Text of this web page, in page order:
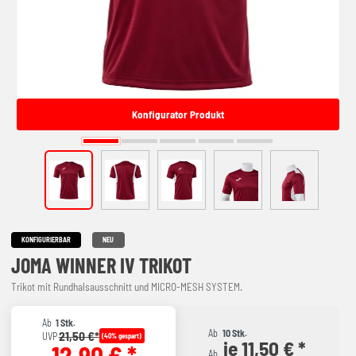
Konfigurator Produkt
KONFIGURIERBAR NEU
JOMA WINNER IV TRIKOT
Trikot mit Rundhalsausschnitt und MICRO-MESH SYSTEM.
Ab 1 Stk.
UVP21,50 €* (40% gespart) Ab 10 Stk.
Ab je 11,50 € *